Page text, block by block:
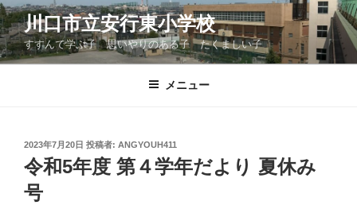
コ
ン
テ
ン
川口市立安行東小学校
すすんで学ぶ子 思いやりのある子 たくましい子
メニュー
投
稿
日:
2023年7月20日 投稿者: ANGYOUH411
令和5年度 第４学年だより 夏休み
号